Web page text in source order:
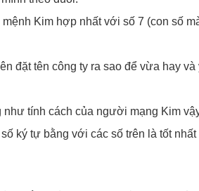
Kim hợp nhất với số 7 (con số
đặt tên công ty ra sao để vừa hay và
tính cách của người mạng Kim
ký tự bằng với các số trên là tốt nhất